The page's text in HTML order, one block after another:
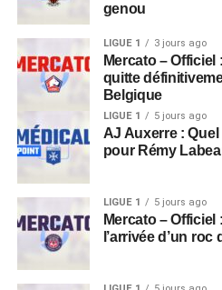
genou
LIGUE 1 3 jours ago
Mercato –
quitte
Belgique
LIGUE 1 5 jours ago
AJ Auxerre :
pour Rémy
LIGUE 1 5 jours ago
Mercato –
l’arrivée d’un